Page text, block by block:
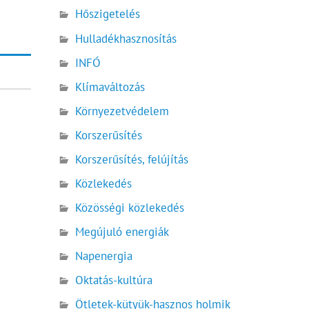
Hőszigetelés
Hulladékhasznosítás
INFÓ
Klímaváltozás
Környezetvédelem
Korszerűsítés
Korszerűsítés, felújítás
Közlekedés
Közösségi közlekedés
Megújuló energiák
Napenergia
Oktatás-kultúra
Ötletek-kütyük-hasznos holmik